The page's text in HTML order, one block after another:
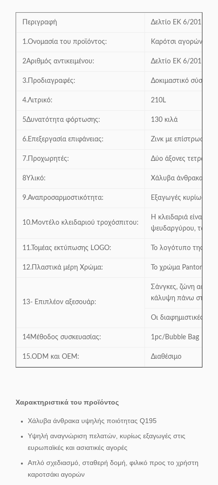
Περιγραφή Δελτίο ΕΚ 6/2011.
1.Ονομασία του προϊόντος: Καρότσι αγορών
2Αριθμός αντικειμένου: Δελτίο ΕΚ 6/2011.
3.Προδιαγραφές: Δοκιμαστικό σύστημα
4.Λιτρικό: 210L
5Δυνατότητα φόρτωσης: 130 κιλά
6.Επεξεργασία επιφάνειας: Ζινκ με επίστρωση
7.Προχωρητές: Δύο άξονες
8Υλικό: Χάλυβα άνθρακα
9.Αναπροσαρμοστικότητα: Εξαγωγές κυρίως σε
10.Μοντέλο κλειδαριού τροχόσπιτου:
Η κλειδαριά είναι
ψευδαργύρου, το
11.Τομέας εκτύπωσης LOGO: Το λογότυπο της
12.Πλαστικά μέρη Χρώμα: Το χρώμα Panton
13- Επιπλέον αξεσουάρ:
Σάνγκες, ζώνη
κάλυψη πάνω στο
Οι διαφημιστικές
14Μέθοδος συσκευασίας: 1pc/Bubble Bag
15.ODM και OEM: Διαθέσιμο
Χαρακτηριστικά του προϊόντος
Χάλυβα άνθρακα υψηλής ποιότητας Q195
Υψηλή αναγνώριση πελατών, κυρίως εξαγωγές στις
ευρωπαϊκές και ασιατικές αγορές
Απλό σχεδιασμό, σταθερή δομή, φιλικό προς το χρήστη
καροτσάκι αγορών